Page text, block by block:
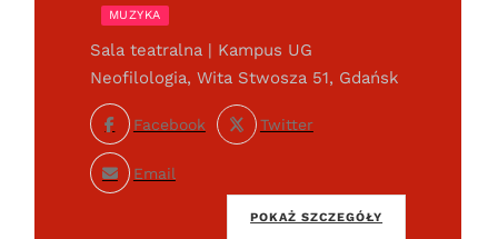
MUZYKA
Sala teatralna | Kampus UG
Neofilologia, Wita Stwosza 51, Gdańsk
Facebook Twitter
Email
POKAŻ SZCZEGÓŁY